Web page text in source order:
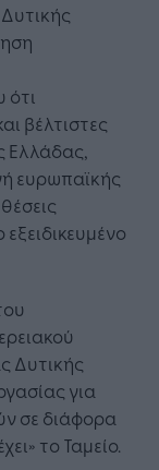
βέλτιστες
Ελλάδας,
ευρωπαϊκής
Δυτικής
για
σε διάφορα
το Ταμείο.